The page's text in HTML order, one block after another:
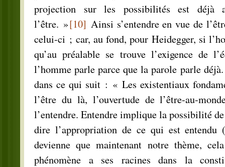
projection sur les possibilités est déjà
l’être. »[10] Ainsi s’entendre en vue de
celui-ci ; car, au fond, pour Heidegger, si
qu’au préalable se trouve l’exigence de
l’homme parle parce que la parole parle
dans ce qui suit : « Les existentiaux
l’être du là, l’ouvertude de l’être-au-
l’entendre. Entendre implique la possibilité
dire l’appropriation de ce qui est
devienne que maintenant notre thème,
phénomène a ses racines dans la